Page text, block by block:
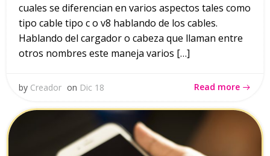
cuales se diferencian en varios aspectos tales como
tipo cable tipo c o v8 hablando de los cables.
Hablando del cargador o cabeza que llaman entre
otros nombres este maneja varios […]
by Creador on Dic 18 Read more